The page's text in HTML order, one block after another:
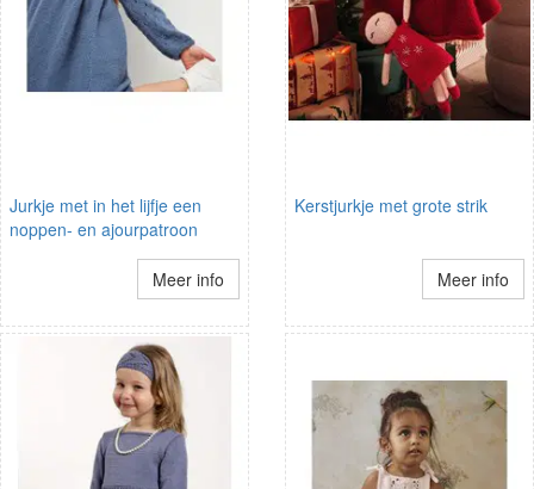
Jurkje met in het lijfje een
noppen- en ajourpatroon
Meer info
Kerstjurkje met grote strik
Meer info